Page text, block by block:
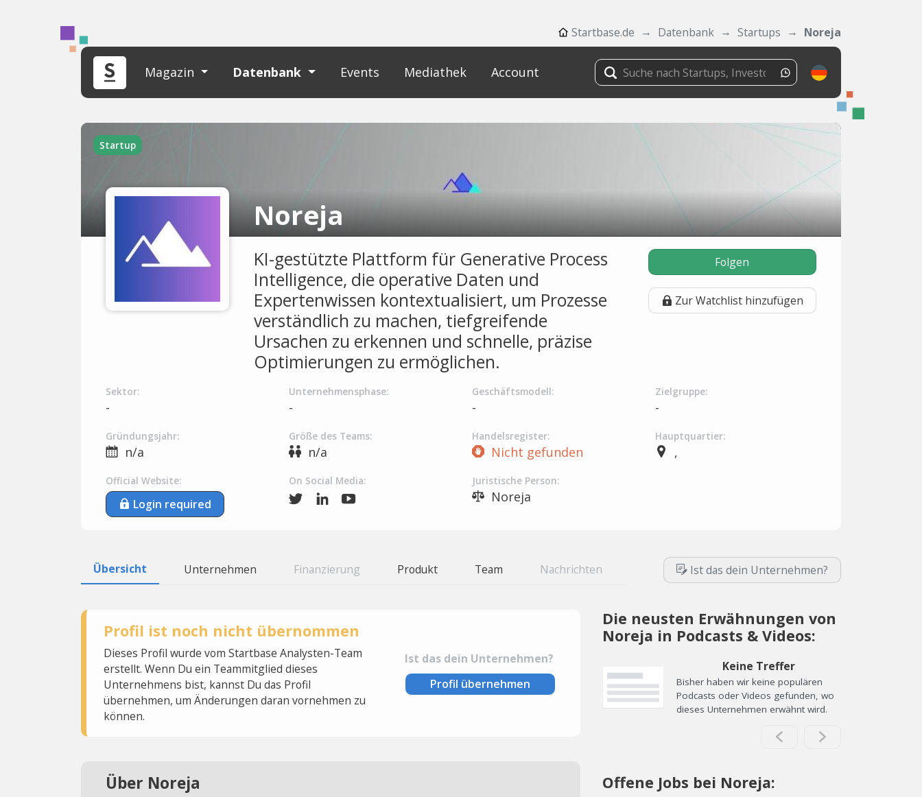
Startbase.de Datenbank Startups Noreja
Magazin Datenbank Events Mediathek Account
Startup
Noreja
KI-gestützte Plattform für Generative Process
Intelligence, die operative Daten und
Expertenwissen kontextualisiert, um Prozesse
verständlich zu machen, tiefgreifende
Ursachen zu erkennen und schnelle, präzise
Optimierungen zu ermöglichen.
Folgen
Zur Watchlist hinzufügen
Sektor:
-
Unternehmensphase:
-
Geschäftsmodell:
-
Zielgruppe:
-
Gründungsjahr:
n/a
Größe des Teams:
n/a
Handelsregister:
Nicht gefunden
Hauptquartier:
,
Official Website:
Login required
On Social Media: Juristische Person:
Noreja
Übersicht Unternehmen Finanzierung Produkt Team Nachrichten Ist das dein Unternehmen?
Profil ist noch nicht übernommen
Dieses Profil wurde vom Startbase Analysten-Team
erstellt. Wenn Du ein Teammitglied dieses
Unternehmens bist, kannst Du das Profil
übernehmen, um Änderungen daran vornehmen zu
können.
Ist das dein Unternehmen?
Profil übernehmen
Über Noreja
Die neusten Erwähnungen von
Noreja in Podcasts & Videos:
Keine Treffer
Bisher haben wir keine populären
Podcasts oder Videos gefunden, wo
dieses Unternehmen erwähnt wird.
Offene Jobs bei Noreja: